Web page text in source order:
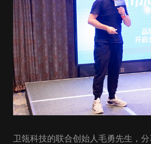
卫瓴科技的联合创始人毛勇先生，